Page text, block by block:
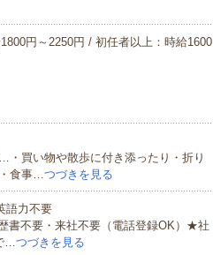
円～2250円 / 初任者以上：時給1600
買い物や散歩に付き添ったり・折り
食事…つづきを見る
語力不要
書不要・来社不要（電話登録OK）★社
…つづきを見る